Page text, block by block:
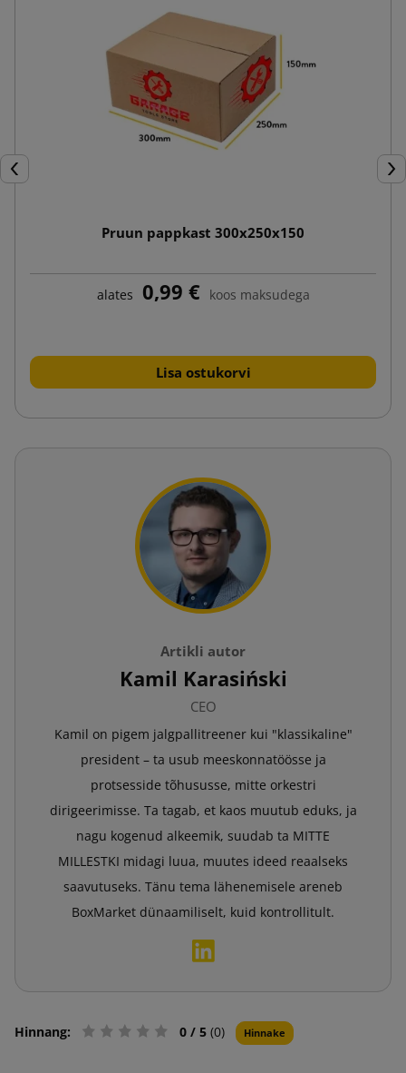
Eelmine
Pruun pappkast 300x250x150
alates 0,99 € koos maksudega
Lisa ostukorvi
Artikli autor
Kamil Karasiński
CEO
Kamil on pigem jalgpallitreener kui "klassikaline"
president – ta usub meeskonnatöösse ja
protsesside tõhususse, mitte orkestri
dirigeerimisse. Ta tagab, et kaos muutub eduks, ja
nagu kogenud alkeemik, suudab ta MITTE
MILLESTKI midagi luua, muutes ideed reaalseks
saavutuseks. Tänu tema lähenemisele areneb
BoxMarket dünaamiliselt, kuid kontrollitult.
Hinnang: 0 / 5 (0) Hinnake